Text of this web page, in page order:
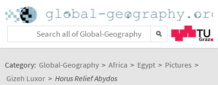
Category: Global-Geography > Africa > Egypt > Pictures >
Gizeh Luxor > Horus Relief Abydos